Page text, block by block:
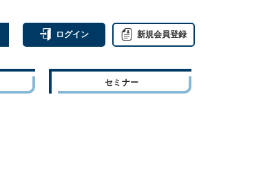
ログイン 新規会員登録
セミナー